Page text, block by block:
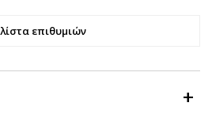
επιθυμιών